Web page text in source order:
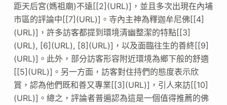
距天后宮(媽祖廟)不遠[[2](URL)]，並且多次出現在內埔
市區的評論中[[7](URL)]。寺內主神為釋迦牟尼佛[[4]
(URL)]，許多訪客都提到環境清幽整潔的特點[[3]
(URL), [6](URL), [8](URL)]，以及面臨往生的善終[[9]
(URL)]。此外，部分訪客形容附近環境為鄉下般的舒適
[[5](URL)]。另一方面，訪客對住持們的態度表示欣
賞，認為他們既和善又專業[[3](URL)]，引人來訪[[10]
(URL)]。總之，評論者普遍認為這是一個值得推薦的佛